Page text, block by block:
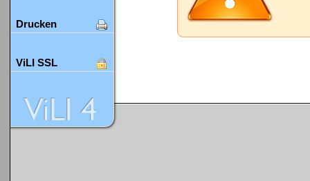
Drucken
ViLI SSL